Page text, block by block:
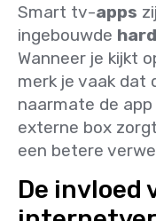
Smart tv-apps
ingebouwde
Wanneer je kijkt
merk je vaak
naarmate de
externe box
een betere
De invloed